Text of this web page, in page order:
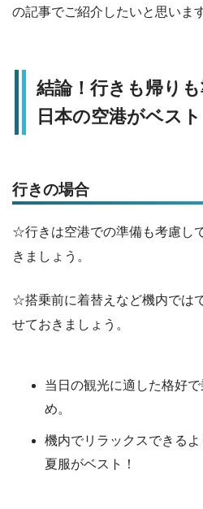
の記事でご紹介したいと思いま
結論！行きも帰り
日本の空港がベスト
行きの場合
☆行きは空港での準備も考慮し
きましょう。
☆搭乗前に着替えなど機内では
せておきましょう。
当日の観光に適した格好
め。
機内でリラックスできる
夏服がベスト！